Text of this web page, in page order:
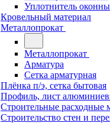
Уплотнитель
Кровельный материал
Металлопрокат
Металлопрокат
Арматура
Сетка арматурная
Плёнка п/э, сетка бытовая
Профиль, лист
Строительные расходные
Строительство стен и